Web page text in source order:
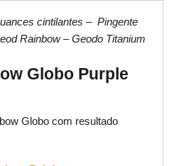
cintilantes – Pingente
Rainbow – Geodo Titanium
Globo Purple
Globo com resultado